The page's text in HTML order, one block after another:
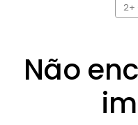
2+
Não